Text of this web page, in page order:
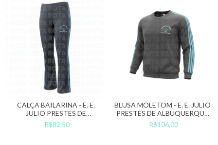
CALÇA BAILARINA - E. E.
JULIO PRESTES DE
ALBUQUERQUE (ESTADÃO)
R$82,50
BLUSA MOLETOM - E. E. JULIO
PRESTES DE ALBUQUERQUE
(ESTADÃO)
R$106,00